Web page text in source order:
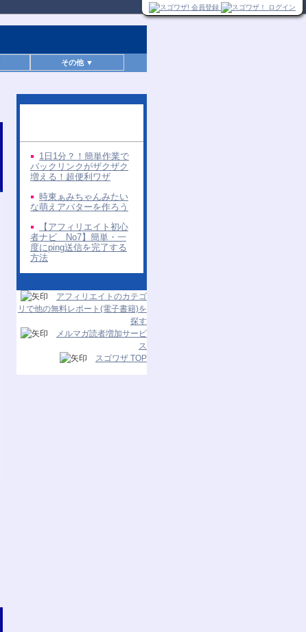
その他 ▼
1日1分？！簡単作業で
バックリンクがザクザク
増える！超便利ワザ
時東ぁみちゃんみたい
な萌えアバターを作ろう
【アフィリエイト初心
者ナビ No7】簡単・一
度にping送信を完了する
方法
アフィリエイトのカテゴ
リで他の無料レポート(電子書籍)を
探す
メルマガ読者増加サービ
ス
スゴワザ TOP